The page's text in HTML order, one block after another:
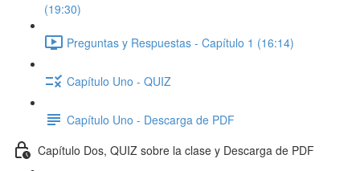
(19:30)
Preguntas y Respuestas - Capítulo 1 (16:14)
Capítulo Uno - QUIZ
Capítulo Uno - Descarga de PDF
Capítulo Dos, QUIZ sobre la clase y Descarga de PDF